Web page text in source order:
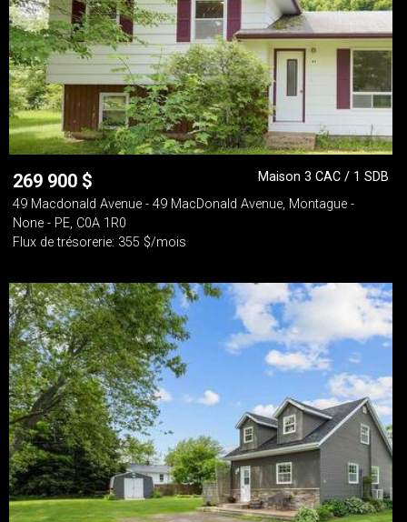
269 900 $
Maison 3 CAC / 1 SDB
49 Macdonald Avenue - 49 MacDonald Avenue, Montague -
None - PE, C0A 1R0
Flux de trésorerie: 355 $/mois